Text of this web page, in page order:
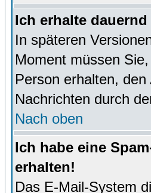
Ich erhalte
In späteren
Moment müssen
Person erhalten,
Nachrichten durch
Nach oben
Ich habe eine
erhalten!
Das E-Mail-System